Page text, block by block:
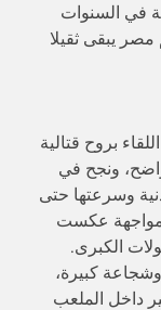
في السنوات
مصر يبقى ثقيلا
بروح قتالية
ونجح في
وسرعتها حتى
مواجهة عكست
الكبرى.
وشجاعة كبيرة،
داخل الملعب